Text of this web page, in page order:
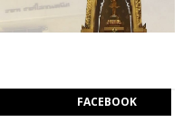
FACEBOOK